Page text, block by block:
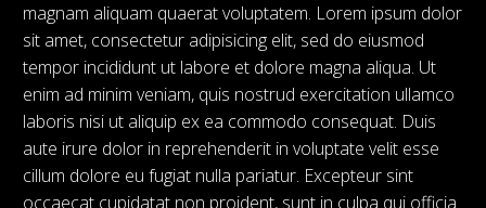
magnam aliquam quaerat voluptatem. Lorem ipsum dolor
sit amet, consectetur adipisicing elit, sed do eiusmod
tempor incididunt ut labore et dolore magna aliqua. Ut
enim ad minim veniam, quis nostrud exercitation ullamco
laboris nisi ut aliquip ex ea commodo consequat. Duis
aute irure dolor in reprehenderit in voluptate velit esse
cillum dolore eu fugiat nulla pariatur. Excepteur sint
occaecat cupidatat non proident, sunt in culpa qui officia